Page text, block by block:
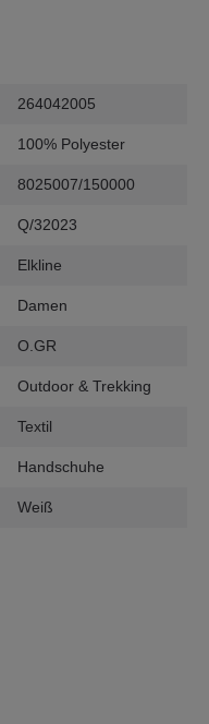
264042005
100% Polyester
8025007/150000
Q/32023
Elkline
Damen
O.GR
Outdoor & Trekking
Textil
Handschuhe
Weiß